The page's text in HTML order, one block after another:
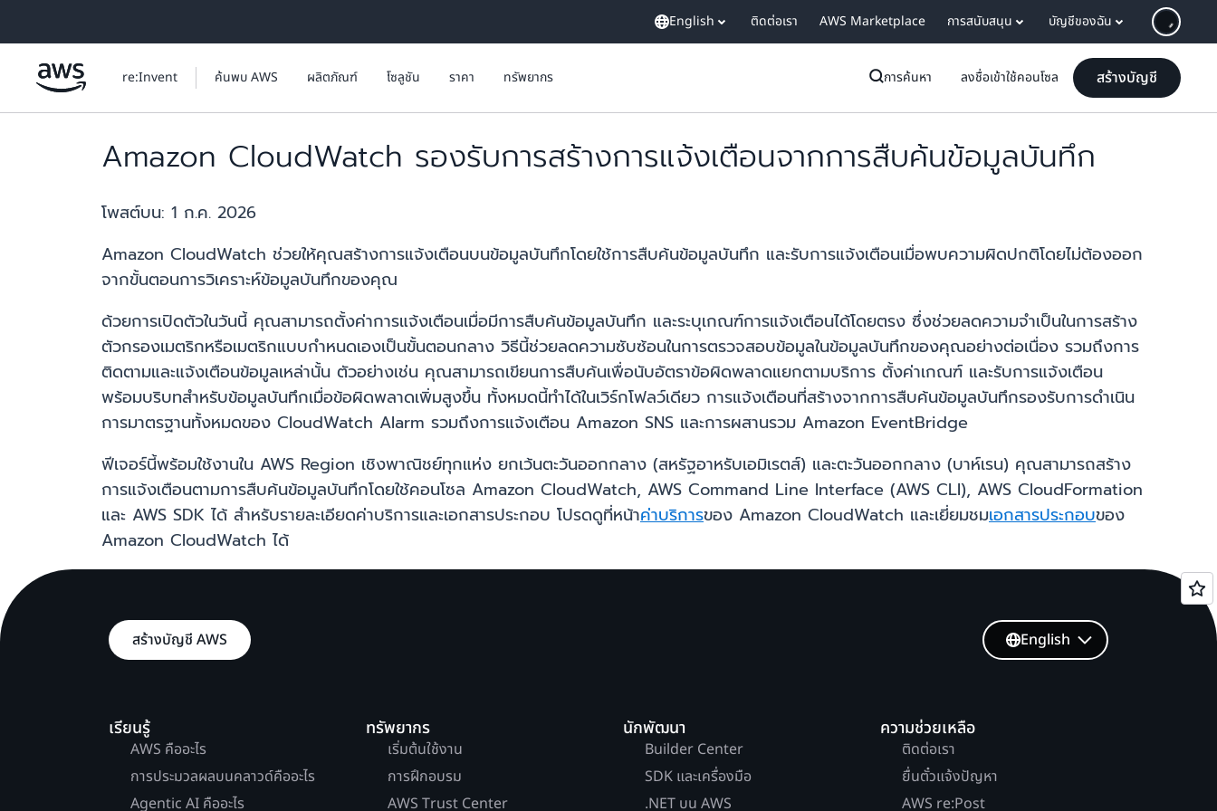
English ติดต่อเรา AWS Marketplace การสนับสนุน บัญชีของฉัน
re:Invent ค้นพบ AWS ผลิตภัณฑ์ โซลูชัน ราคา ทรัพยากร การค้นหา ลงชื่อเข้าใช้คอนโซล สร้างบัญชี
Amazon CloudWatch รองรับการสร้างการแจ้งเตือนจากการสืบค้นข้อมูลบันทึก
โพสต์บน: 1 ก.ค. 2026
Amazon CloudWatch ช่วยให้คุณสร้างการแจ้งเตือนบนข้อมูลบันทึกโดยใช้การสืบค้นข้อมูลบันทึก และรับการแจ้งเตือนเมื่อพบความผิดปกติโดยไม่ต้องออก
จากขั้นตอนการวิเคราะห์ข้อมูลบันทึกของคุณ
ด้วยการเปิดตัวในวันนี้ คุณสามารถตั้งค่าการแจ้งเตือนเมื่อมีการสืบค้นข้อมูลบันทึก และระบุเกณฑ์การแจ้งเตือนได้โดยตรง ซึ่งช่วยลดความจำเป็นในการสร้าง
ตัวกรองเมตริกหรือเมตริกแบบกำหนดเองเป็นขั้นตอนกลาง วิธีนี้ช่วยลดความซับซ้อนในการตรวจสอบข้อมูลในข้อมูลบันทึกของคุณอย่างต่อเนื่อง รวมถึงการ
ติดตามและแจ้งเตือนข้อมูลเหล่านั้น ตัวอย่างเช่น คุณสามารถเขียนการสืบค้นเพื่อนับอัตราข้อผิดพลาดแยกตามบริการ ตั้งค่าเกณฑ์ และรับการแจ้งเตือน
พร้อมบริบทสำหรับข้อมูลบันทึกเมื่อข้อผิดพลาดเพิ่มสูงขึ้น ทั้งหมดนี้ทำได้ในเวิร์กโฟลว์เดียว การแจ้งเตือนที่สร้างจากการสืบค้นข้อมูลบันทึกรองรับการดำเนิน
การมาตรฐานทั้งหมดของ CloudWatch Alarm รวมถึงการแจ้งเตือน Amazon SNS และการผสานรวม Amazon EventBridge
ฟีเจอร์นี้พร้อมใช้งานใน AWS Region เชิงพาณิชย์ทุกแห่ง ยกเว้นตะวันออกกลาง (สหรัฐอาหรับเอมิเรตส์) และตะวันออกกลาง (บาห์เรน) คุณสามารถสร้าง
การแจ้งเตือนตามการสืบค้นข้อมูลบันทึกโดยใช้คอนโซล Amazon CloudWatch, AWS Command Line Interface (AWS CLI), AWS CloudFormation
และ AWS SDK ได้ สำหรับรายละเอียดค่าบริการและเอกสารประกอบ โปรดดูที่หน้าค่าบริการของ Amazon CloudWatch และเยี่ยมชมเอกสารประกอบของ
Amazon CloudWatch ได้
สร้างบัญชี AWS
เรียนรู้
AWS คืออะไร
การประมวลผลบนคลาวด์คืออะไร
Agentic AI คืออะไร
ทรัพยากร
เริ่มต้นใช้งาน
การฝึกอบรม
AWS Trust Center
นักพัฒนา
Builder Center
SDK และเครื่องมือ
.NET บน AWS
ความช่วยเหลือ
ติดต่อเรา
ยื่นตั๋วแจ้งปัญหา
AWS re:Post
English